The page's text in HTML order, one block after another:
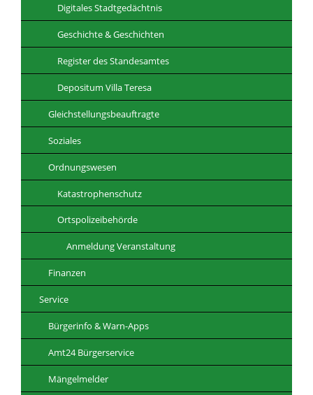
Digitales Stadtgedächtnis
Geschichte & Geschichten
Register des Standesamtes
Depositum Villa Teresa
Gleichstellungsbeauftragte
Soziales
Ordnungswesen
Katastrophenschutz
Ortspolizeibehörde
Anmeldung Veranstaltung
Finanzen
Service
Bürgerinfo & Warn-Apps
Amt24 Bürgerservice
Mängelmelder